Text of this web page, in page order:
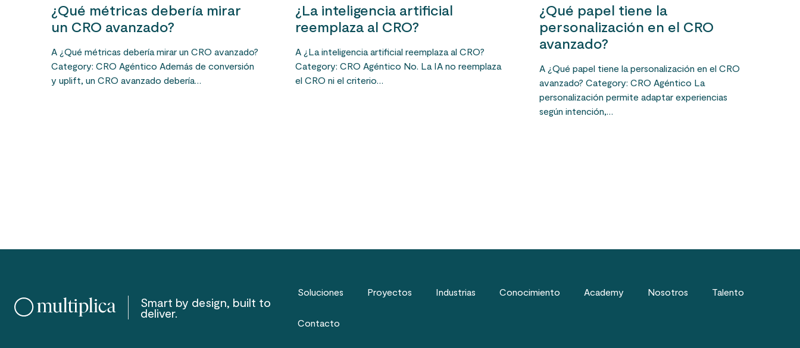
¿Qué métricas debería mirar
un CRO avanzado?
A ¿Qué métricas debería mirar un CRO avanzado?
Category: CRO Agéntico Además de conversión
y uplift, un CRO avanzado debería…
¿La inteligencia artificial
reemplaza al CRO?
A ¿La inteligencia artificial reemplaza al CRO?
Category: CRO Agéntico No. La IA no reemplaza
el CRO ni el criterio…
¿Qué papel tiene la
personalización en el CRO
avanzado?
A ¿Qué papel tiene la personalización en el CRO
avanzado? Category: CRO Agéntico La
personalización permite adaptar experiencias
según intención,…
Smart by design, built to
deliver.
Soluciones Proyectos Industrias Conocimiento Academy Nosotros Talento
Contacto